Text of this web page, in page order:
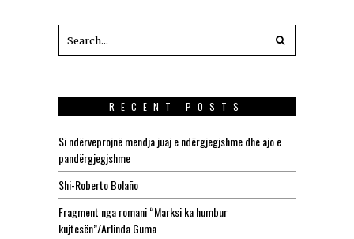
RECENT POSTS
Si ndërveprojnë mendja juaj e ndërgjegjshme dhe ajo e
pandërgjegjshme
Shi-Roberto Bolaño
Fragment nga romani “Marksi ka humbur
kujtesën”/Arlinda Guma